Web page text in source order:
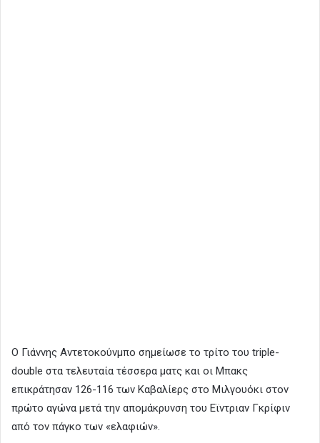
Ο Γιάννης Αντετοκούνμπο σημείωσε το τρίτο του triple-
double στα τελευταία τέσσερα ματς και οι Μπακς
επικράτησαν 126-116 των Καβαλίερς στο Μιλγουόκι στον
πρώτο αγώνα μετά την απομάκρυνση του Εϊντριαν Γκρίφιν
από τον πάγκο των «ελαφιών».